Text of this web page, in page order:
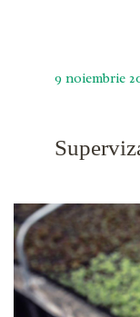
9 noiembrie